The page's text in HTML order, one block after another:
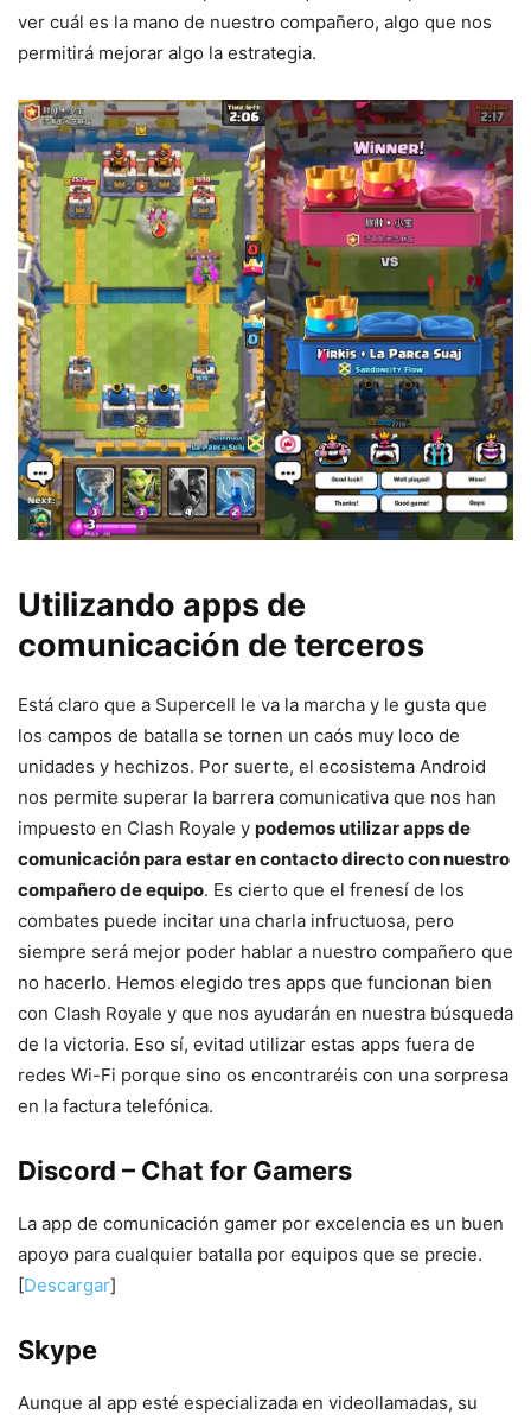
ver cuál es la mano de nuestro compañero, algo que nos
permitirá mejorar algo la estrategia.
Utilizando apps de
comunicación de terceros
Está claro que a Supercell le va la marcha y le gusta que
los campos de batalla se tornen un caós muy loco de
unidades y hechizos. Por suerte, el ecosistema Android
nos permite superar la barrera comunicativa que nos han
impuesto en Clash Royale y podemos utilizar apps de
comunicación para estar en contacto directo con nuestro
compañero de equipo. Es cierto que el frenesí de los
combates puede incitar una charla infructuosa, pero
siempre será mejor poder hablar a nuestro compañero que
no hacerlo. Hemos elegido tres apps que funcionan bien
con Clash Royale y que nos ayudarán en nuestra búsqueda
de la victoria. Eso sí, evitad utilizar estas apps fuera de
redes Wi-Fi porque sino os encontraréis con una sorpresa
en la factura telefónica.
Discord – Chat for Gamers
La app de comunicación gamer por excelencia es un buen
apoyo para cualquier batalla por equipos que se precie.
[Descargar]
Skype
Aunque al app esté especializada en videollamadas, su